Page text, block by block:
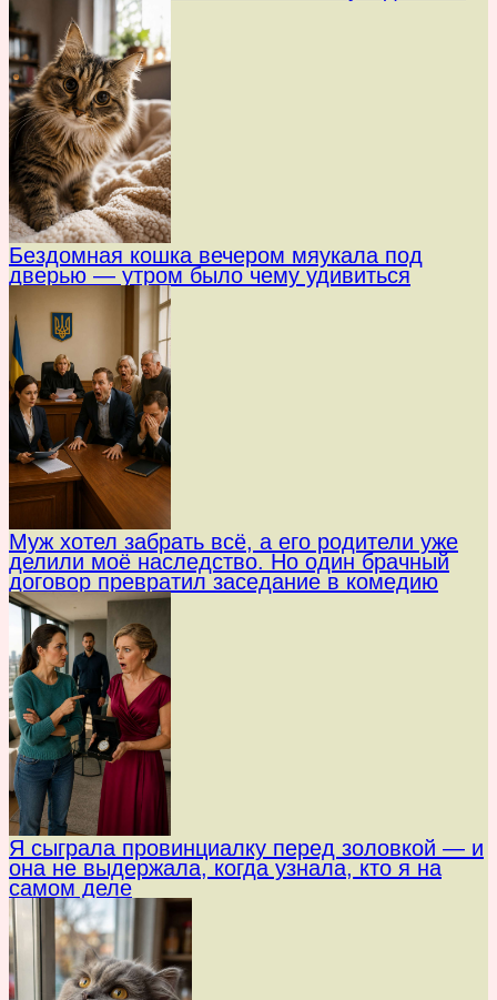
Бездомная кошка вечером мяукала под
дверью — утром было чему удивиться
Муж хотел забрать всё, а его родители уже
делили моё наследство. Но один брачный
договор превратил заседание в комедию
Я сыграла провинциалку перед золовкой — и
она не выдержала, когда узнала, кто я на
самом деле